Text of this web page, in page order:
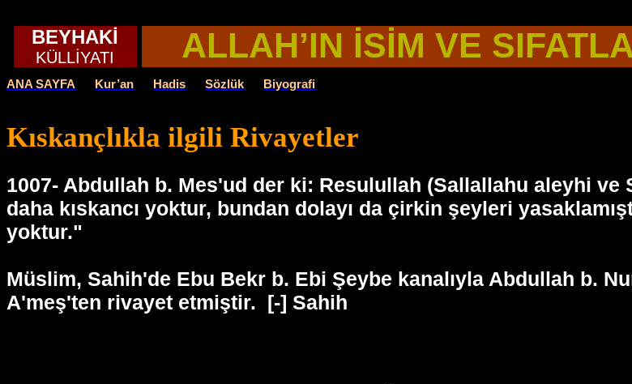
BEYHAKİ
KÜLLİYATI ALLAH’IN İSİM VE
ANA SAYFA Kur’an Hadis Sözlük Biyografi
Kıskançlıkla ilgili Rivayetler
1007- Abdullah b. Mes'ud der ki: Resulullah (Sallallahu aleyhi
daha kıskancı yoktur, bundan dolayı da çirkin şeyleri
yoktur."
Müslim, Sahih'de Ebu Bekr b. Ebi Şeybe kanalıyla Abdullah b.
A'meş'ten rivayet etmiştir. [-] Sahih